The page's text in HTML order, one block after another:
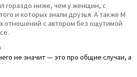
гораздо ниже, чем у женщин, с
и которых знали друзья. А также М
отношений с автором без ощутимой
не значит — это про общие случаи, а